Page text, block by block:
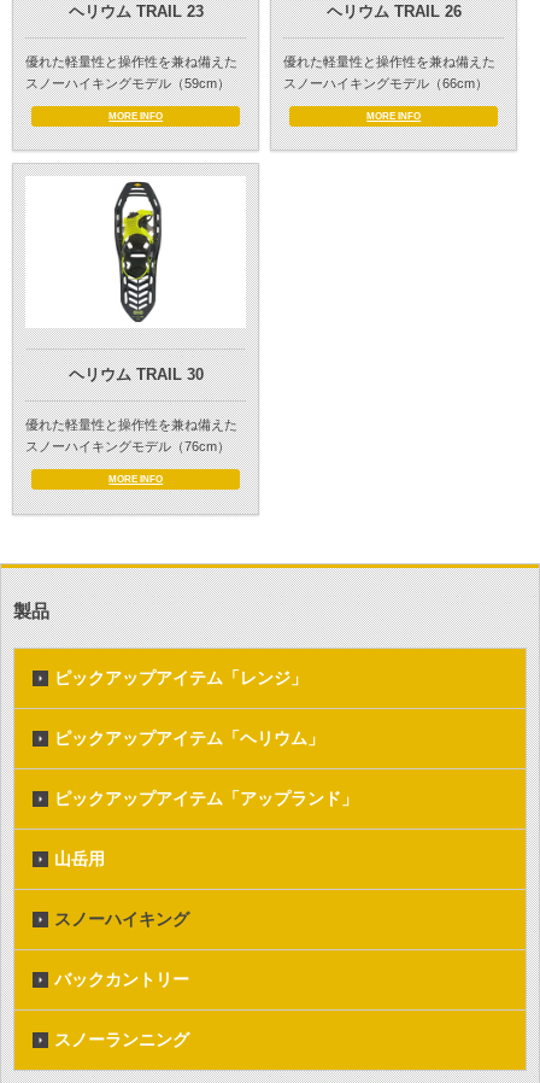
ヘリウム TRAIL 23
優れた軽量性と操作性を兼ね備えた
スノーハイキングモデル（59cm）
MORE INFO
ヘリウム TRAIL 26
優れた軽量性と操作性を兼ね備えた
スノーハイキングモデル（66cm）
MORE INFO
ヘリウム TRAIL 30
優れた軽量性と操作性を兼ね備えた
スノーハイキングモデル（76cm）
MORE INFO
製品
ピックアップアイテム「レンジ」
ピックアップアイテム「ヘリウム」
ピックアップアイテム「アップランド」
山岳用
スノーハイキング
バックカントリー
スノーランニング